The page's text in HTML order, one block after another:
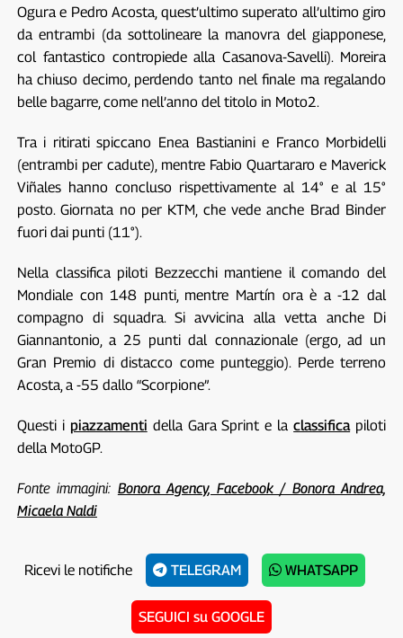
Ogura e Pedro Acosta, quest’ultimo superato all’ultimo giro
da entrambi (da sottolineare la manovra del giapponese,
col fantastico contropiede alla Casanova-Savelli). Moreira
ha chiuso decimo, perdendo tanto nel finale ma regalando
belle bagarre, come nell’anno del titolo in Moto2.
Tra i ritirati spiccano Enea Bastianini e Franco Morbidelli
(entrambi per cadute), mentre Fabio Quartararo e Maverick
Viñales hanno concluso rispettivamente al 14° e al 15°
posto. Giornata no per KTM, che vede anche Brad Binder
fuori dai punti (11°).
Nella classifica piloti Bezzecchi mantiene il comando del
Mondiale con 148 punti, mentre Martín ora è a -12 dal
compagno di squadra. Si avvicina alla vetta anche Di
Giannantonio, a 25 punti dal connazionale (ergo, ad un
Gran Premio di distacco come punteggio). Perde terreno
Acosta, a -55 dallo “Scorpione”.
Questi i piazzamenti della Gara Sprint e laclassificapiloti
della MotoGP.
Fonte immagini: Bonora Agency, Facebook / Bonora Andrea,
Micaela Naldi
Ricevi le notifiche TELEGRAM WHATSAPP
SEGUICI su GOOGLE